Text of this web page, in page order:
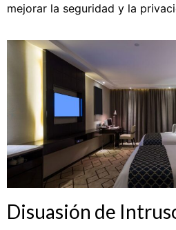
mejorar la seguridad y la
Disuasión de